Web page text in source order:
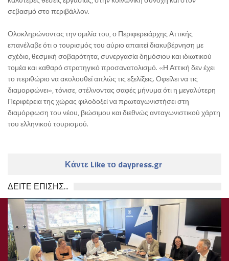
σεβασμό στο περιβάλλον.
Ολοκληρώνοντας την ομιλία του, ο Περιφερειάρχης Αττικής
επανέλαβε ότι ο τουρισμός του αύριο απαιτεί διακυβέρνηση με
σχέδιο, θεσμική σοβαρότητα, συνεργασία δημόσιου και ιδιωτικού
τομέα και καθαρό στρατηγικό προσανατολισμό. «Η Αττική δεν έχει
το περιθώριο να ακολουθεί απλώς τις εξελίξεις. Οφείλει να τις
διαμορφώνει», τόνισε, στέλνοντας σαφές μήνυμα ότι η μεγαλύτερη
Περιφέρεια της χώρας φιλοδοξεί να πρωταγωνιστήσει στη
διαμόρφωση του νέου, βιώσιμου και διεθνώς ανταγωνιστικού χάρτη
του ελληνικού τουρισμού.
Κάντε Like το daypress.gr
ΔΕΙΤΕ ΕΠΙΣΗΣ...